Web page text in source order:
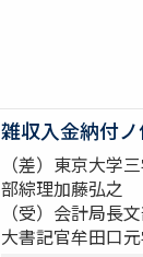
雑収入金納付
（差）東京大学
部綜理加藤弘之
（受）会計局長
大書記官牟田口